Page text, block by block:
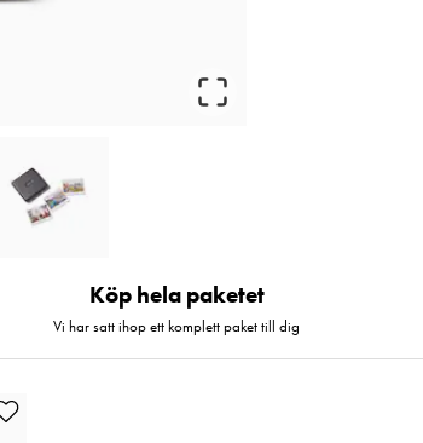
Köp hela paketet
Vi har satt ihop ett komplett paket till dig